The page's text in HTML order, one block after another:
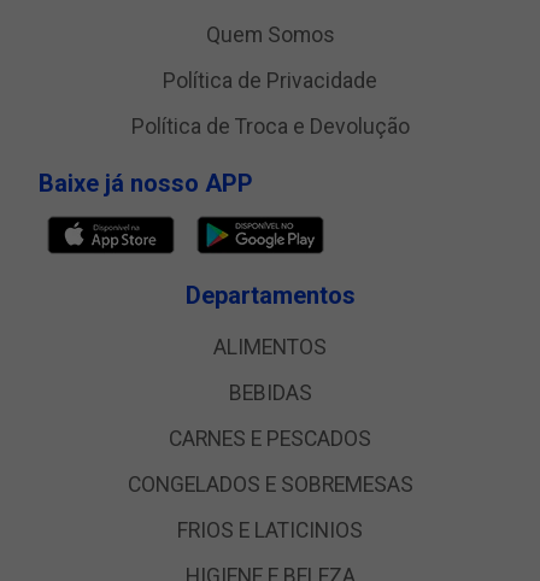
Quem Somos
Política de Privacidade
Política de Troca e Devolução
Baixe já nosso APP
Departamentos
ALIMENTOS
BEBIDAS
CARNES E PESCADOS
CONGELADOS E SOBREMESAS
FRIOS E LATICINIOS